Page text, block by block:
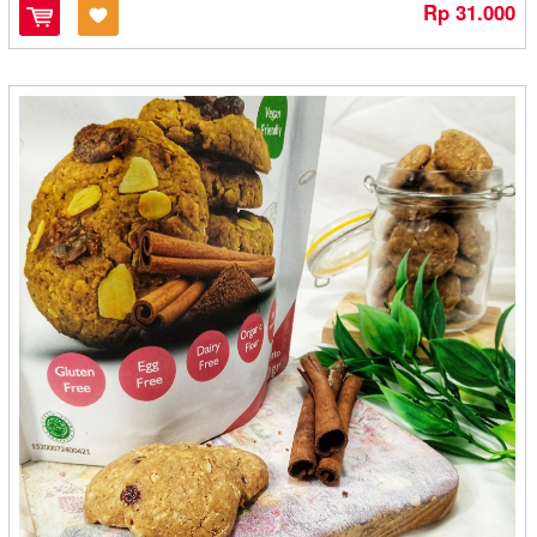
Batik Kecepit - Cilacap
BDS Snack - Balikpapan
Berkah - Bontang
Berkah - Medan
Bersahaja - Cilegon
Bigost - Bandung
Bluder Metro - Madiun
Bolu Gulung Ridho - Banjarbaru
Bolu Kambu - Makasar
Bolu Kampung Ika La Iya - Medan
Bolu Salak Kenanga - Medan
Bolu Wijaya - Mojokerto
Bonles Frozenfood - Bontang
Bonting Dzakwani Food - Balikpapan
Borneo Bumun - Banjarbaru
BPK ANAS
BreadNaku - Purwakarta
Rp 31.000